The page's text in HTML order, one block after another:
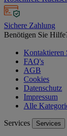
Sichere Zahlung
Benötigen Sie
Kontaktieren
FAQ's
AGB
Cookies
Datenschutz
Impressum
Alle
Services Services